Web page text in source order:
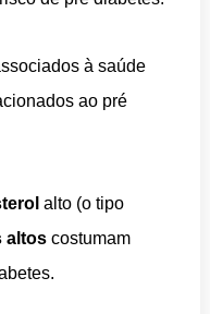
à saúde
ao pré
alto (o tipo
altos costumam